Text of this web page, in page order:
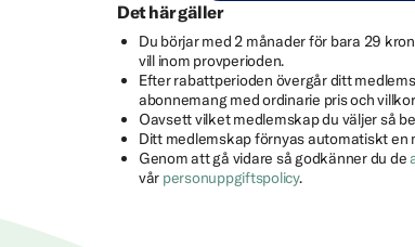
Det här gäller
Du börjar med 2 månader för bara 29
vill inom provperioden.
Efter rabattperioden övergår ditt
abonnemang med ordinarie pris och
Oavsett vilket medlemskap du väljer så
Ditt medlemskap förnyas automatiskt en
Genom att gå vidare så godkänner du de
vår personuppgiftspolicy.